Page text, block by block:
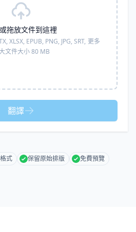
拖放文件到這裡
XLSX, EPUB, PNG, JPG, SRT, 更多
文件大小 80 MB
翻譯
式 保留原始排版 免費預覽